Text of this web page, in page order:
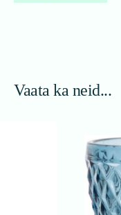
Vaata ka neid...